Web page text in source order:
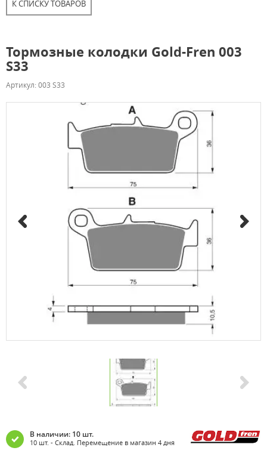
К СПИСКУ ТОВАРОВ
Тормозные колодки Gold-Fren 003
S33
Артикул: 003 S33
В наличии: 10 шт.
10 шт. - Склад. Перемещение в магазин 4 дня